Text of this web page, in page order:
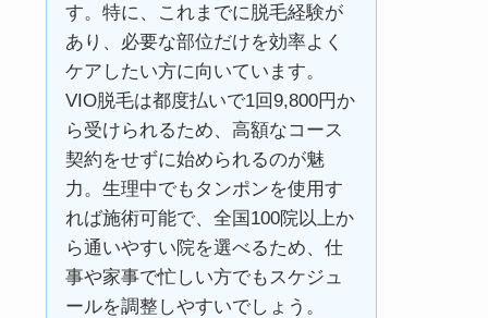
す。特に、これまでに脱毛経験が
あり、必要な部位だけを効率よく
ケアしたい方に向いています。
VIO脱毛は都度払いで1回9,800円か
ら受けられるため、高額なコース
契約をせずに始められるのが魅
力。生理中でもタンポンを使用す
れば施術可能で、全国100院以上か
ら通いやすい院を選べるため、仕
事や家事で忙しい方でもスケジュ
ールを調整しやすいでしょう。